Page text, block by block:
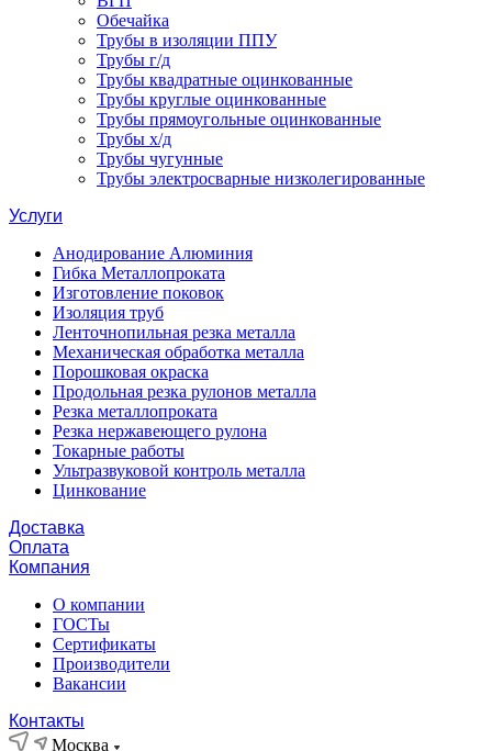
Обечайка
Трубы в изоляции ППУ
Трубы г/д
Трубы квадратные оцинкованные
Трубы круглые оцинкованные
Трубы прямоугольные оцинкованные
Трубы х/д
Трубы чугунные
Трубы электросварные низколегированные
Услуги
Анодирование Алюминия
Гибка Металлопроката
Изготовление поковок
Изоляция труб
Ленточнопильная резка металла
Механическая обработка металла
Порошковая окраска
Продольная резка рулонов металла
Резка металлопроката
Резка нержавеющего рулона
Токарные работы
Ультразвуковой контроль металла
Цинкование
Доставка
Оплата
Компания
О компании
ГОСТы
Сертификаты
Производители
Вакансии
Контакты
Москва